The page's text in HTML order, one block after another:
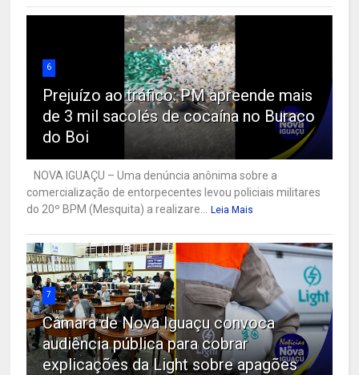
6
Prejuízo ao tráfico: PM apreende mais
de 3 mil sacolés de cocaína no Buraco
do Boi
NOVA IGUAÇU – Uma denúncia anônima sobre a
comercialização de entorpecentes levou policiais militares
do 20º BPM (Mesquita) a realizare...
Leia Mais
7
Câmara de Nova Iguaçu convoca
audiência pública para cobrar
explicações da Light sobre apagões